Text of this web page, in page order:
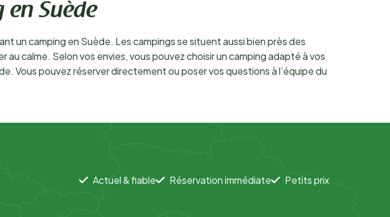
en Suède
un camping en Suède. Les campings se situent aussi bien près des
calme. Selon vos envies, vous pouvez choisir un camping adapté à vos
Vous pouvez réserver directement ou poser vos questions à l’équipe du
Actuel & fiable Réservation immédiate Petits prix